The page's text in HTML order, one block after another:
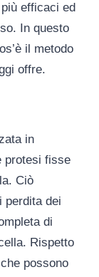
efficaci ed
In questo
il metodo
offre.
in
protesi fisse
Ciò
perdita dei
di
Rispetto
possono